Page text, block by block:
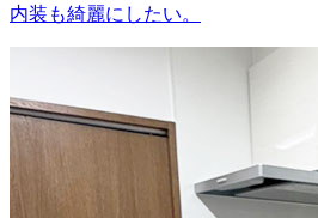
内装も綺麗にしたい。